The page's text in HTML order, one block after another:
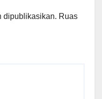
dipublikasikan. Ruas